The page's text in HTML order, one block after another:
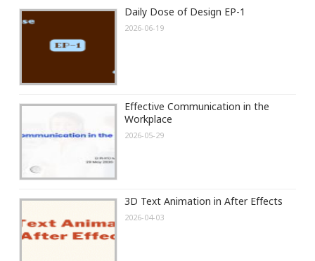
Daily Dose of Design EP-1
2026-06-19
Effective Communication in the
Workplace
2026-05-29
3D Text Animation in After Effects
2026-04-03